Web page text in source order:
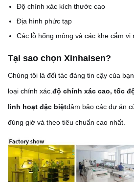
Độ chính xác kích thước cao
Địa hình phức tạp
Các lỗ hổng mỏng và các khe cắm vi
Tại sao chọn Xinhaisen?
Chúng tôi là đối tác đáng tin cậy của
loại chính xác.độ chính xác cao, tốc
linh hoạt đặc biệtđảm bảo các dự án
đúng giờ và theo tiêu chuẩn cao nhất.